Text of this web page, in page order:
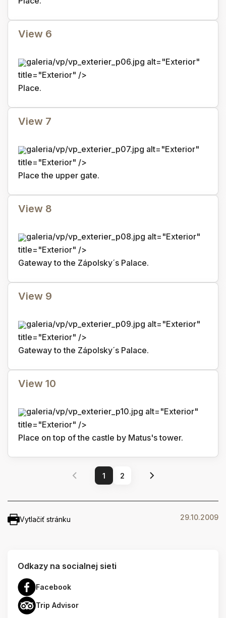
View 6
galeria/vp/vp_exterier_p06.jpg alt="Exterior"
title="Exterior" />
Place.
View 7
galeria/vp/vp_exterier_p07.jpg alt="Exterior"
title="Exterior" />
Place the upper gate.
View 8
galeria/vp/vp_exterier_p08.jpg alt="Exterior"
title="Exterior" />
Gateway to the Zápolsky´s Palace.
View 9
galeria/vp/vp_exterier_p09.jpg alt="Exterior"
title="Exterior" />
Gateway to the Zápolsky´s Palace.
View 10
galeria/vp/vp_exterier_p10.jpg alt="Exterior"
title="Exterior" />
Place on top of the castle by Matus's tower.
1 2
Vytlačiť stránku 29.10.2009
Odkazy na socialnej sieti
Facebook
Trip Advisor